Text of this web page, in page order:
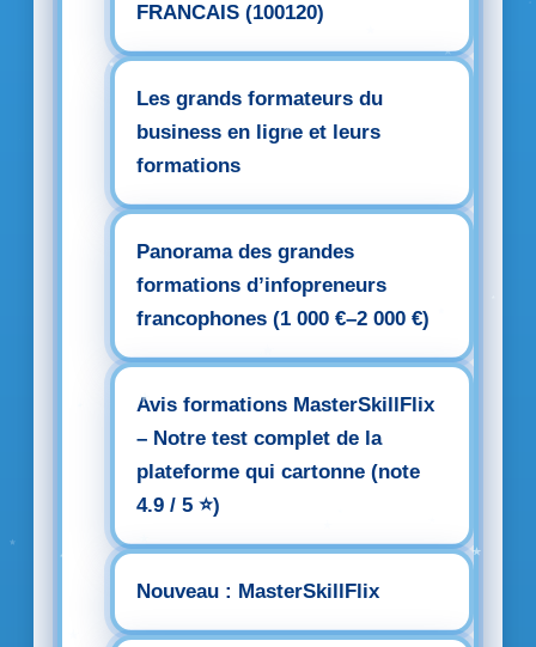
FRANCAIS (100120)
Les grands formateurs du
business en ligne et leurs
formations
Panorama des grandes
formations d’infopreneurs
francophones (1 000 €–2 000 €)
Avis formations MasterSkillFlix
– Notre test complet de la
plateforme qui cartonne (note
4.9 / 5 ⭐)
Nouveau : MasterSkillFlix